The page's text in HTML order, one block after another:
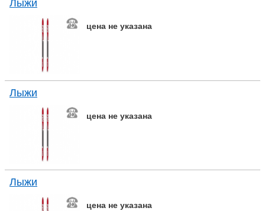
Лыжи
цена не указана
Лыжи
цена не указана
Лыжи
цена не указана